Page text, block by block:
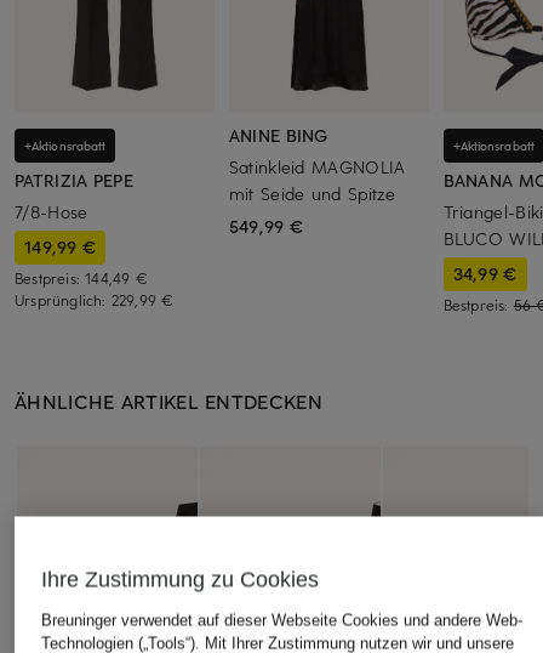
+Aktionsrabatt
PATRIZIA PEPE
7/8-Hose
149,99 €
Bestpreis:144,49 €
Ursprünglich: 229,99 €
ANINE BING
Satinkleid MAGNOLIA
mit Seide und Spitze
549,99 €
+Aktionsrabatt
BANANA
Triangel-
BLUCO
34,99 €
Bestpreis: 56
ÄHNLICHE ARTIKEL ENTDECKEN
Ihre Zustimmung zu Cookies
Breuninger verwendet auf dieser Webseite Cookies und andere Web-
Technologien („Tools“). Mit Ihrer Zustimmung nutzen wir und unsere